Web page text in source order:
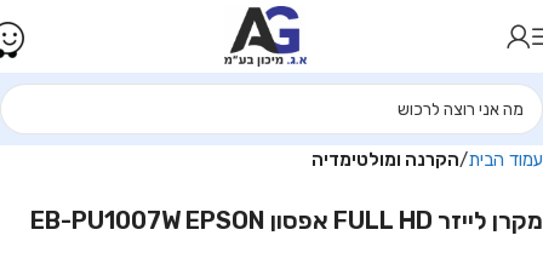
עמוד הבית הקרנה ומולטימדיה
מקרן לייזר FULL HD אפסון EB-PU1007W EPSON